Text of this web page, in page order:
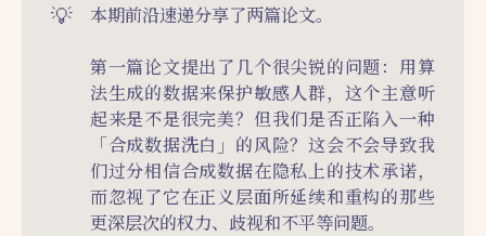
💡 本期前沿速递分享了两篇论文。
第一篇论文提出了几个很尖锐的问题：用算
法生成的数据来保护敏感人群，这个主意听
起来是不是很完美？但我们是否正陷入一种
「合成数据洗白」的风险？这会不会导致我
们过分相信合成数据在隐私上的技术承诺，
而忽视了它在正义层面所延续和重构的那些
更深层次的权力、歧视和不平等问题。